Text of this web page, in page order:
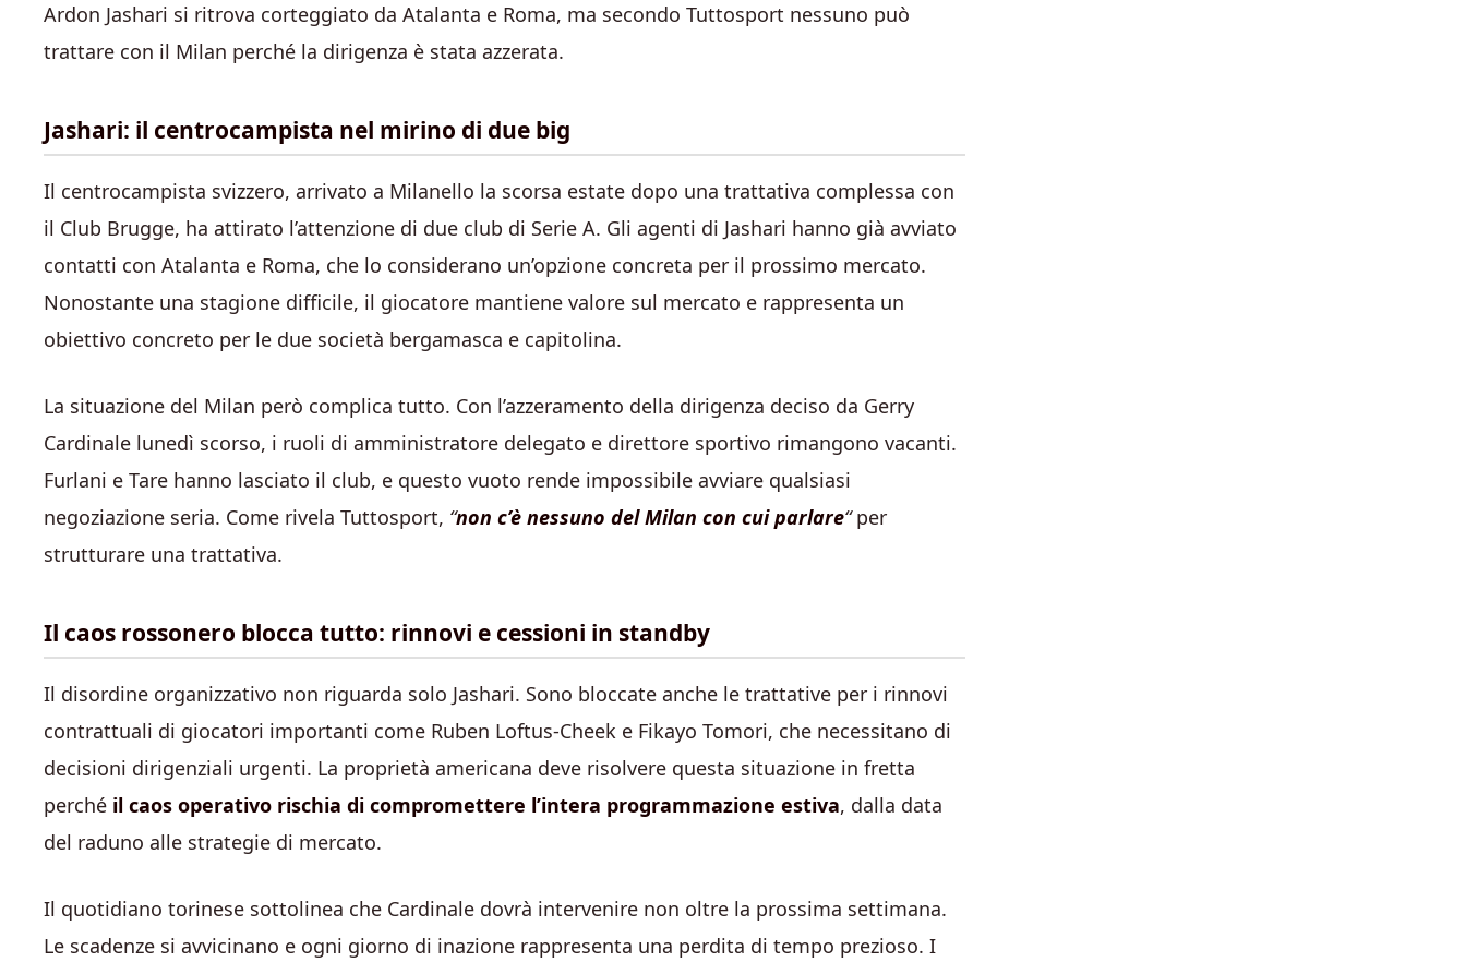
Ardon Jashari si ritrova corteggiato da Atalanta e Roma, ma secondo Tuttosport nessuno può
trattare con il Milan perché la dirigenza è stata azzerata.
Jashari: il centrocampista nel mirino di due big
Il centrocampista svizzero, arrivato a Milanello la scorsa estate dopo una trattativa complessa con
il Club Brugge, ha attirato l’attenzione di due club di Serie A. Gli agenti di Jashari hanno già avviato
contatti con Atalanta e Roma, che lo considerano un’opzione concreta per il prossimo mercato.
Nonostante una stagione difficile, il giocatore mantiene valore sul mercato e rappresenta un
obiettivo concreto per le due società bergamasca e capitolina.
La situazione del Milan però complica tutto. Con l’azzeramento della dirigenza deciso da Gerry
Cardinale lunedì scorso, i ruoli di amministratore delegato e direttore sportivo rimangono vacanti.
Furlani e Tare hanno lasciato il club, e questo vuoto rende impossibile avviare qualsiasi
negoziazione seria. Come rivela Tuttosport, “non c’è nessuno del Milan con cui parlare“per
strutturare una trattativa.
Il caos rossonero blocca tutto: rinnovi e cessioni in standby
Il disordine organizzativo non riguarda solo Jashari. Sono bloccate anche le trattative per i rinnovi
contrattuali di giocatori importanti come Ruben Loftus-Cheek e Fikayo Tomori, che necessitano di
decisioni dirigenziali urgenti. La proprietà americana deve risolvere questa situazione in fretta
perché il caos operativo rischia di compromettere l’intera programmazione estiva, dalla data
del raduno alle strategie di mercato.
Il quotidiano torinese sottolinea che Cardinale dovrà intervenire non oltre la prossima settimana.
Le scadenze si avvicinano e ogni giorno di inazione rappresenta una perdita di tempo prezioso. I